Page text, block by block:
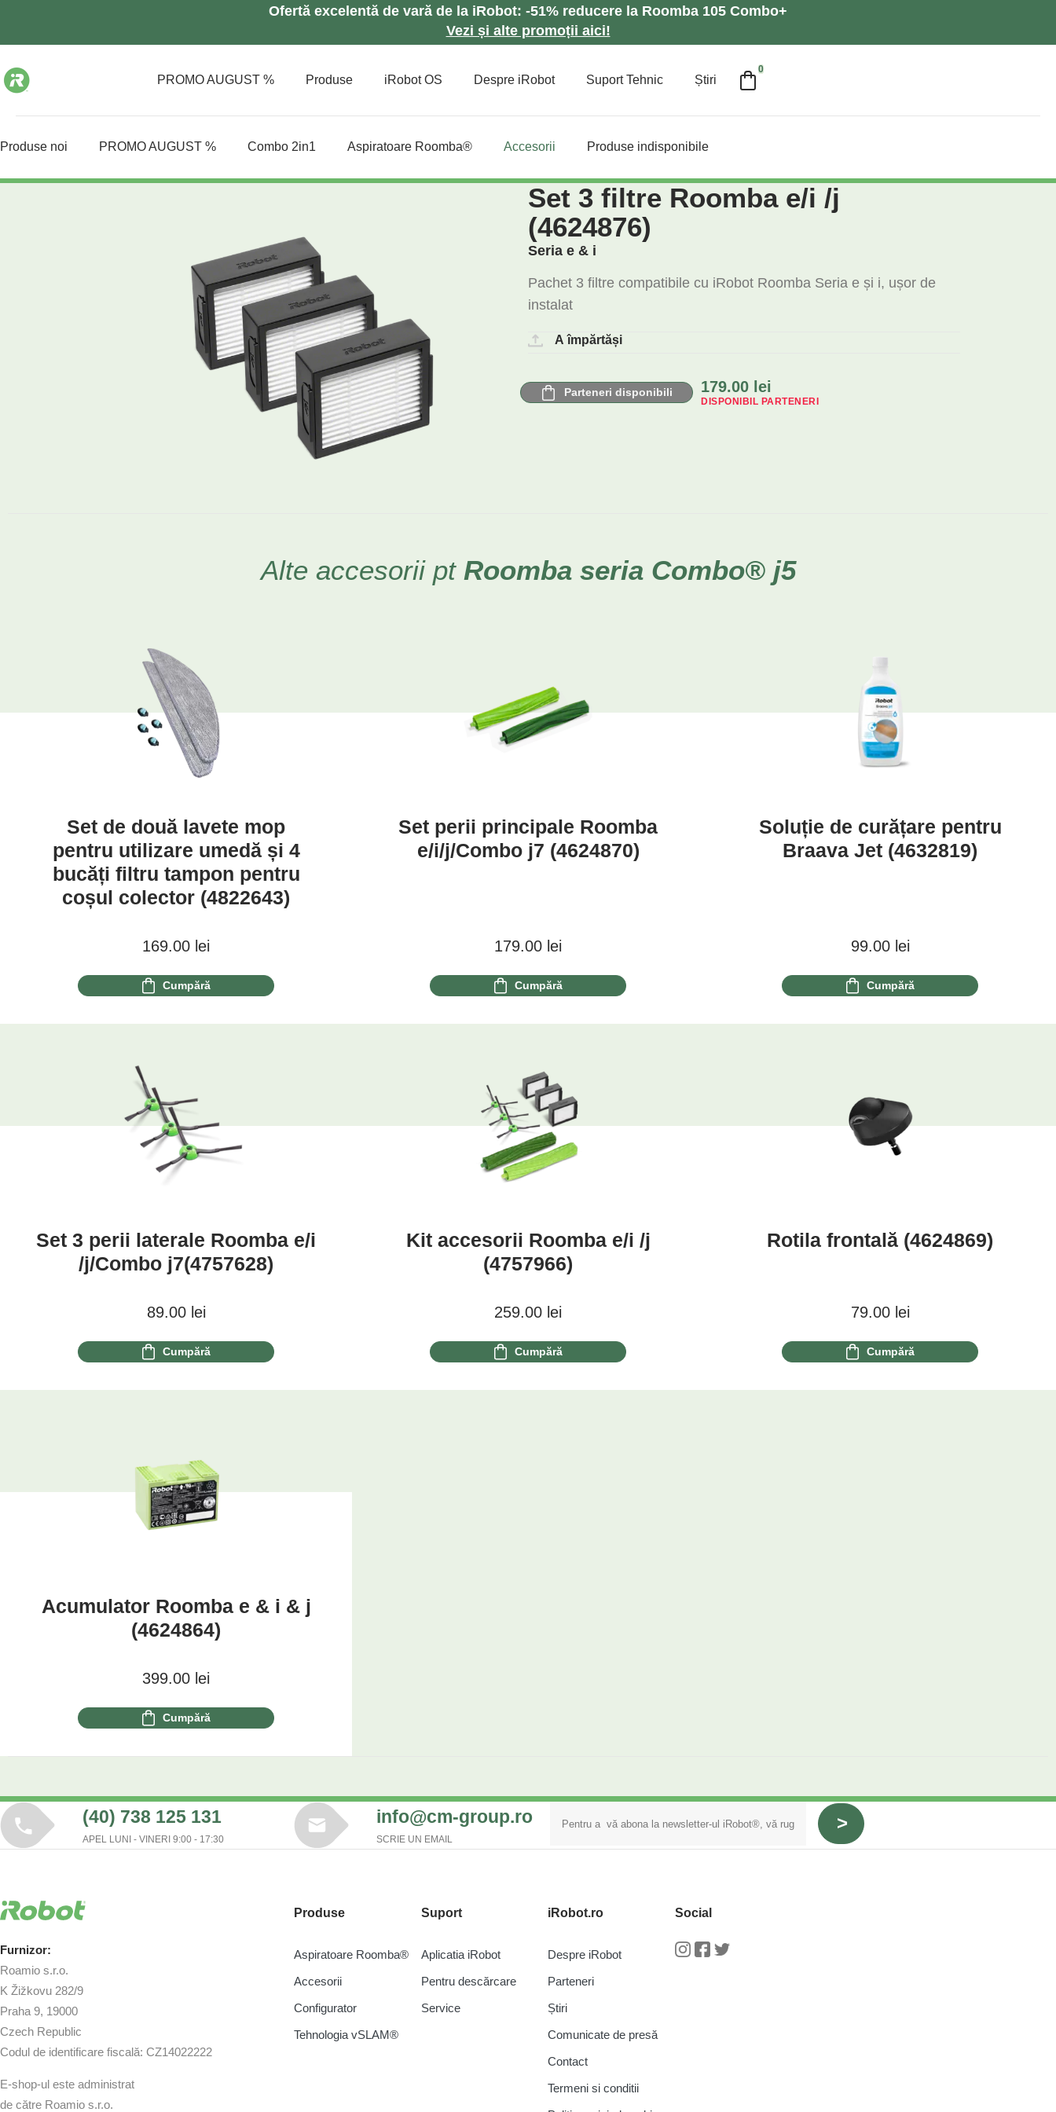
Ofertă excelentă de vară de la iRobot: -51% reducere la Roomba 105 Combo+
Vezi și alte promoții aici!
PROMO AUGUST % Produse iRobot OS Despre iRobot Suport Tehnic Știri
0
Produse noi PROMO AUGUST % Combo 2in1 Aspiratoare Roomba® Accesorii Produse indisponibile
Set 3 filtre Roomba e/i /j
(4624876)
Seria e & i
Pachet 3 filtre compatibile cu iRobot Roomba Seria e și i, ușor de
instalat
A împărtăși
Parteneri disponibili 179.00 lei
DISPONIBIL PARTENERI
Alte accesorii ptRoomba seria Combo® j5
Set de două lavete mop
pentru utilizare umedă și 4
bucăți filtru tampon pentru
coșul colector (4822643)
169.00 lei
Cumpără
Set perii principale Roomba
e/i/j/Combo j7 (4624870)
179.00 lei
Cumpără
Soluție de curățare pentru
Braava Jet (4632819)
99.00 lei
Cumpără
Set 3 perii laterale Roomba e/i
/j/Combo j7(4757628)
89.00 lei
Cumpără
Kit accesorii Roomba e/i /j
(4757966)
259.00 lei
Cumpără
Rotila frontală (4624869)
79.00 lei
Cumpără
Acumulator Roomba e & i & j
(4624864)
399.00 lei
Cumpără
(40) 738 125 131
APEL LUNI - VINERI 9:00 - 17:30
info@cm-group.ro
SCRIE UN EMAIL
Furnizor:
Roamio s.r.o.
K Žižkovu 282/9
Praha 9, 19000
Czech Republic
Codul de identificare fiscală: CZ14022222
E-shop-ul este administrat
de către Roamio s.r.o.
Produse
Aspiratoare Roomba®
Accesorii
Configurator
Tehnologia vSLAM®
Suport
Aplicatia iRobot
Pentru descărcare
Service
iRobot.ro
Despre iRobot
Parteneri
Știri
Comunicate de presă
Contact
Termeni si conditii
Social
Instagram
Facebook